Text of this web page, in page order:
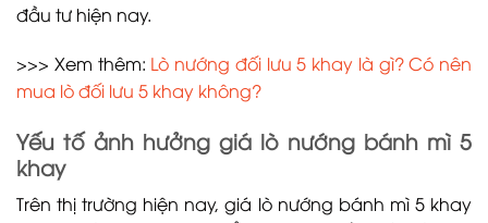
đầu tư hiện nay.
>>> Xem thêm: Lò nướng đối lưu 5 khay là gì? Có nên
mua lò đối lưu 5 khay không?
Yếu tố ảnh hưởng giá lò nướng bánh mì 5
khay
Trên thị trường hiện nay, giá lò nướng bánh mì 5 khay